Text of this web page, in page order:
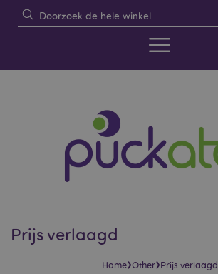
Prijs verlaagd
Home›Other›Prijs verlaagd